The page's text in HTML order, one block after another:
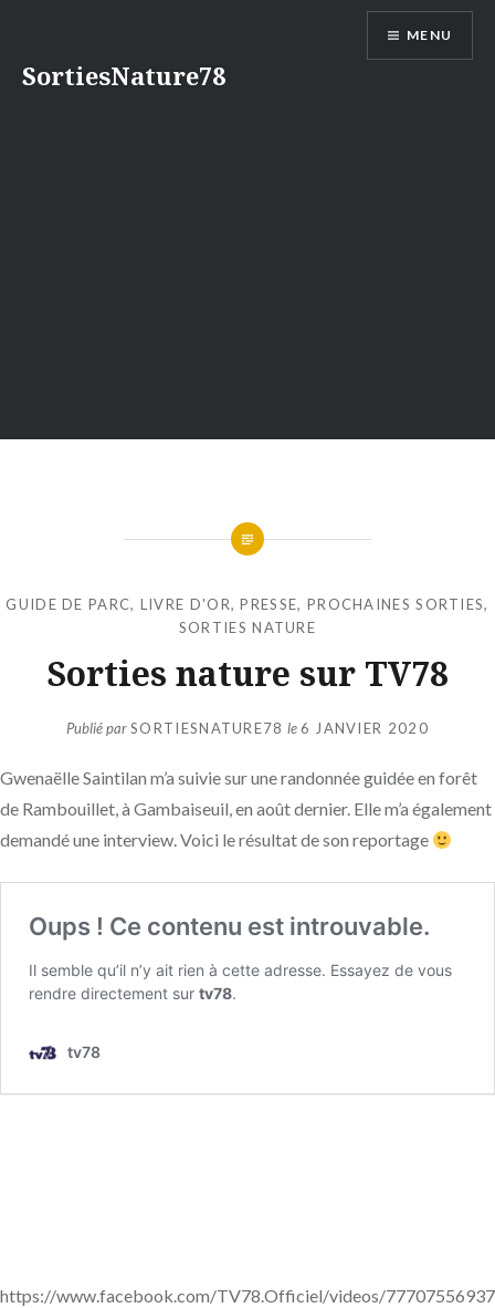
contenu
SortiesNature78
MENU
GUIDE DE PARC, LIVRE D'OR,PRESSE, PROCHAINES SORTIES,
SORTIES NATURE
Sorties nature sur TV78
Publié parSORTIESNATURE78 le6 JANVIER 2020
Gwenaëlle Saintilan m’a suivie sur une randonnée guidée en forêt
de Rambouillet, à Gambaiseuil, en août dernier. Elle m’a également
demandé une interview. Voici le résultat de son reportage
https://www.facebook.com/TV78.Officiel/videos/